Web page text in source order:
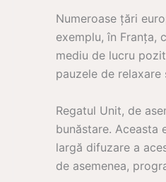
Numeroase țări
exemplu, în Franța,
mediu de lucru
pauzele de
Regatul Unit, de
bunăstare.
largă difuzare a
de asemenea,